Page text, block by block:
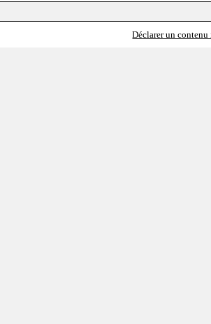
Déclarer un